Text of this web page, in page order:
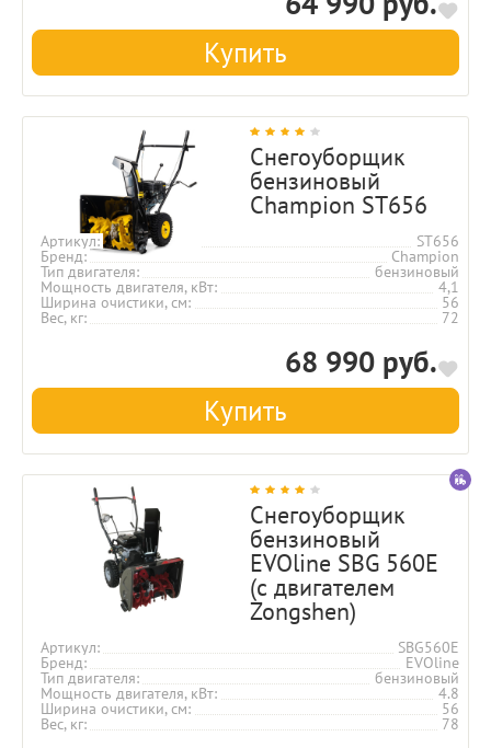
Купить
Снегоуборщик
бензиновый
Champion ST656
Артикул ST656
Бренд Champion
Тип двигателя бензиновый
Мощность двигателя, кВт 4,1
Ширина очистики, см 56
Вес, кг 72
68 990 руб.
Купить
Снегоуборщик
бензиновый
EVOline SBG 560E
(с двигателем
Zongshen)
Артикул SBG560E
Бренд EVOline
Тип двигателя бензиновый
Мощность двигателя, кВт 4.8
Ширина очистики, см 56
Вес, кг 78